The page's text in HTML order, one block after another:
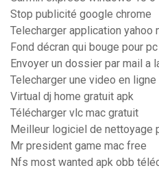
Stop publicité google chrome
Telecharger application yahoo
Fond décran qui bouge pour pc
Envoyer un dossier par mail a
Telecharger une video en
Virtual dj home gratuit apk
Télécharger vlc mac gratuit
Meilleur logiciel de nettoyage
Mr president game mac free
Nfs most wanted apk obb